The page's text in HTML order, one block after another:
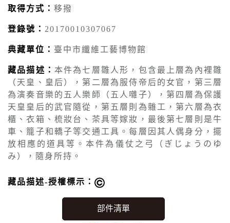
取得方式： 移撥
登錄號： 20170010307067
典藏單位： 臺中市纖維工藝博物館
藏品描述： 本件為七層雛人形，包含最上層為內裡雛
（天皇、皇后），第二層為服侍帝后的女官，第三層
為演奏音樂的五人樂師（五人囃子），第四層為保護
天皇皇后的武官隨從，第五層則為雜工，第六層為衣
櫃、衣箱、梳妝台、茶具等嫁妝，最後第七層則是牛
車、籠子和轎子等交通工具。每層因其人偶身分，擺
放相應的道具等。本件為儀仗之弓（ぎじょうのゆ
み），隨身所持。
藏品描述-授權標示：